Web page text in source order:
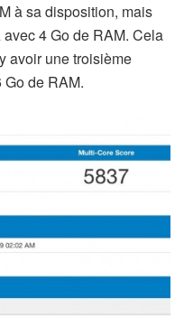
à sa disposition, mais
4 Go de RAM. Cela
avoir une troisième
de RAM.